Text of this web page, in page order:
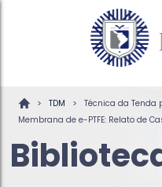
> TDM >
Técnica da Tenda
Membrana de e-PTFE: Relato de